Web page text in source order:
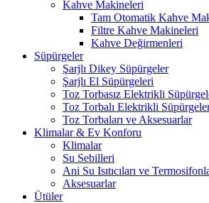
Kahve Makineleri
Tam Otomatik Kahve
Filtre Kahve Makineleri
Kahve Değirmenleri
Süpürgeler
Şarjlı Dikey Süpürgeler
Şarjlı El Süpürgeleri
Toz Torbasız Elektrikli
Toz Torbalı Elektrikli
Toz Torbaları ve Aksesuarlar
Klimalar & Ev Konforu
Klimalar
Su Sebilleri
Ani Su Isıtıcıları ve
Aksesuarlar
Ütüler